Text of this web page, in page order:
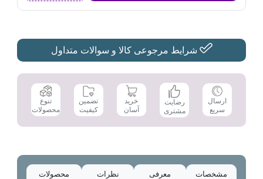
شرایط مرجوعی کالا و سوالات متداول
ارسال
سریع
رضایت
مشتری
خرید
آسان
تضمین
کیفیت
تنوع
محصولات
مشخصات
معرفی
نظرات
محصولات